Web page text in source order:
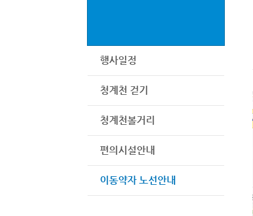
행사일정
청계천 걷기
청계천볼거리
편의시설안내
이동약자 노선안내